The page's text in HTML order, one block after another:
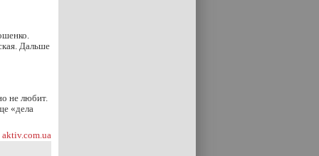
Дальше
не любит.
«дела
aktiv.com.ua